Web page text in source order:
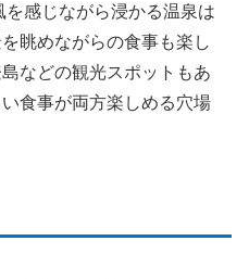
を感じながら浸かる温泉は
眺めながらの食事も楽し
などの観光スポットもあ
食事が両方楽しめる穴場